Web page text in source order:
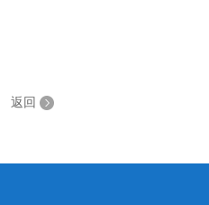
返回